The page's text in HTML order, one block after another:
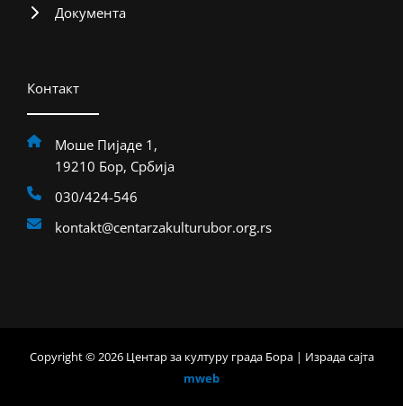
Документа
Контакт
Моше Пијаде 1,
19210 Бор, Србија
030/424-546
kontakt@centarzakulturubor.org.rs
Copyright © 2026 Центар за културу града Бора | Израда сајта
mweb